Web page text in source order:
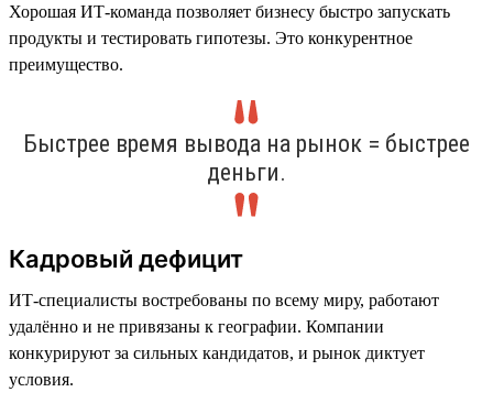
Хорошая ИТ-команда позволяет бизнесу быстро запускать
продукты и тестировать гипотезы. Это конкурентное
преимущество.
Быстрее время вывода на рынок = быстрее
деньги.
Кадровый дефицит
ИТ-специалисты востребованы по всему миру, работают
удалённо и не привязаны к географии. Компании
конкурируют за сильных кандидатов, и рынок диктует
условия.